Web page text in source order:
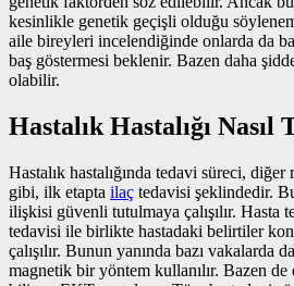
kesinlikle genetik geçişli olduğu
aile bireyleri incelendiğinde onlarda da
baş göstermesi beklenir. Bazen daha
olabilir.
Hastalık Hastalığı
Hastalık hastalığında tedavi süreci, diğer
gibi, ilk etapta ilaç tedavisi şeklindedir.
ilişkisi güvenli tutulmaya çalışılır. Hasta
tedavisi ile birlikte hastadaki belirtiler
çalışılır. Bunun yanında bazı vakalarda
magnetik bir yöntem kullanılır. Bazen